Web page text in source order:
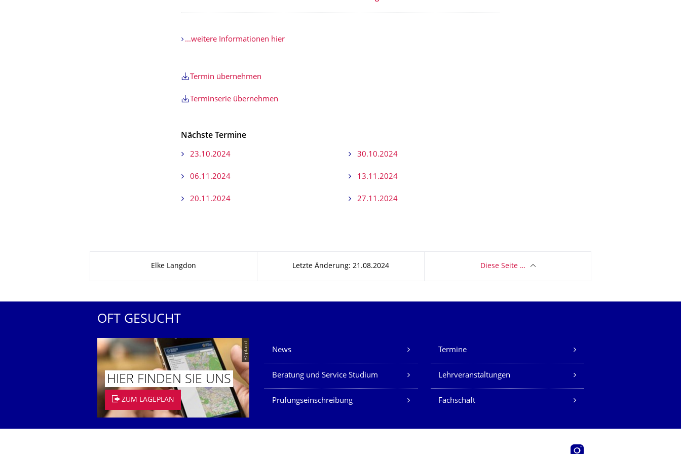
...weitere Informationen hier
Termin übernehmen
Terminserie übernehmen
Nächste Termine
23.10.2024 30.10.2024
06.11.2024 13.11.2024
20.11.2024 27.11.2024
Elke Langdon Letzte Änderung: 21.08.2024 Diese Seite …
OFT GESUCHT
© placit
HIER FINDEN SIE UNS
ZUM LAGEPLAN
Unsere Dienste
News Termine
Beratung und Service Studium Lehrveranstaltungen
Prüfungseinschreibung Fachschaft
Instagram